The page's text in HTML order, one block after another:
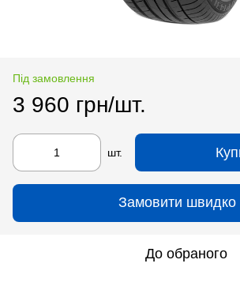
Під замовлення
3 960 грн/шт.
шт.
Замовити швидко
До обраного